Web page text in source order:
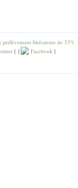
prélèvement libératoire de 33%
| | Facebook |